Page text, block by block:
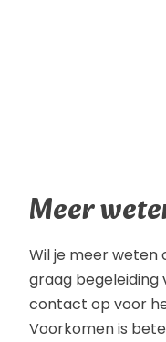
Meer
Wil je meer weten
graag begeleiding
contact op voor
Voorkomen is